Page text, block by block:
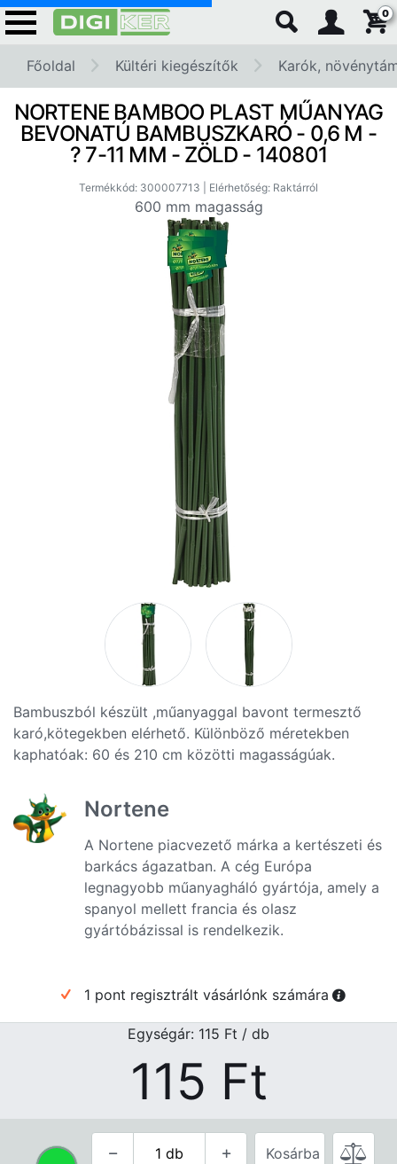
0
Főoldal Kültéri kiegészítők Karók,
NORTENE BAMBOO PLAST MŰANYAG
BEVONATÚ BAMBUSZKARÓ - 0,6 M -
? 7-11 MM - ZÖLD - 140801
Termékkód: 300007713 | Elérhetőség: Raktárról
600 mm magasság
Bambuszból készült ,műanyaggal bavont termesztő
karó,kötegekben elérhető. Különböző méretekben
kaphatóak: 60 és 210 cm közötti magasságúak.
Nortene
A Nortene piacvezető márka a kertészeti és
barkács ágazatban. A cég Európa
legnagyobb műanyagháló gyártója, amely a
spanyol mellett francia és olasz
gyártóbázissal is rendelkezik.
1 pont regisztrált vásárlónk számára
Egységár: 115 Ft / db
115 Ft
Kosárba